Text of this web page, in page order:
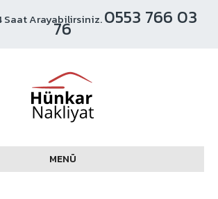
Saat Arayabilirsiniz.0553 766 03
76
MENÜ